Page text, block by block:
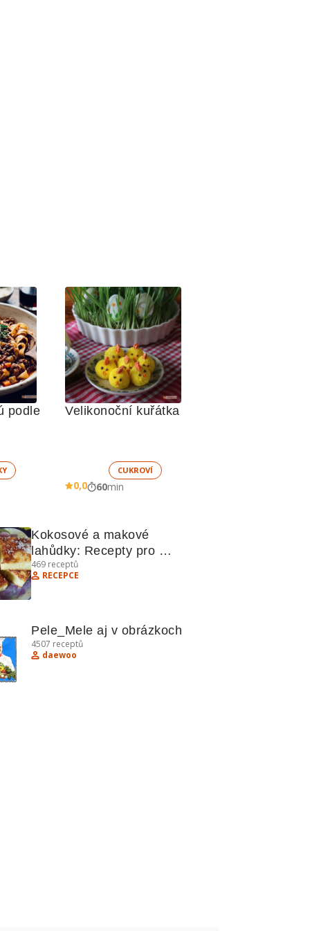
podle
Velikonoční kuřátka
CUKROVÍ
0,0 60min
Kokosové a makové
lahůdky: Recepty pro
sladké pochoutky
469 receptů
RECEPCE
Pele_Mele aj v obrázkoch
4507 receptů
daewoo